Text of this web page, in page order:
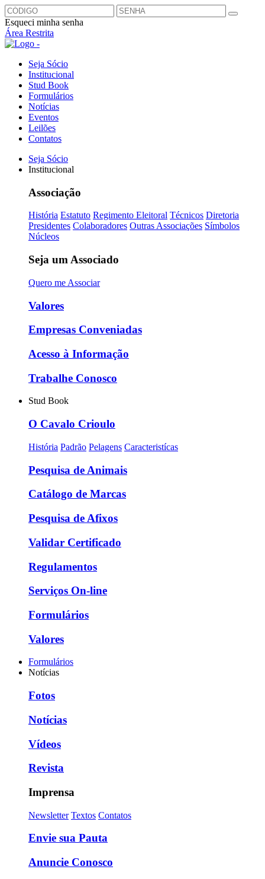
Esqueci minha senha
Área Restrita
Seja Sócio
Institucional
Stud Book
Formulários
Notícias
Eventos
Leilões
Contatos
Seja Sócio
Institucional
Associação
História Estatuto Regimento Eleitoral Técnicos Diretoria
Presidentes Colaboradores Outras Associações Símbolos
Núcleos
Seja um Associado
Quero me Associar
Valores
Empresas Conveniadas
Acesso à Informação
Trabalhe Conosco
Stud Book
O Cavalo Crioulo
História Padrão Pelagens Caracteristícas
Pesquisa de Animais
Catálogo de Marcas
Pesquisa de Afixos
Validar Certificado
Regulamentos
Serviços On-line
Formulários
Valores
Formulários
Notícias
Fotos
Notícias
Vídeos
Revista
Imprensa
Newsletter Textos Contatos
Envie sua Pauta
Anuncie Conosco